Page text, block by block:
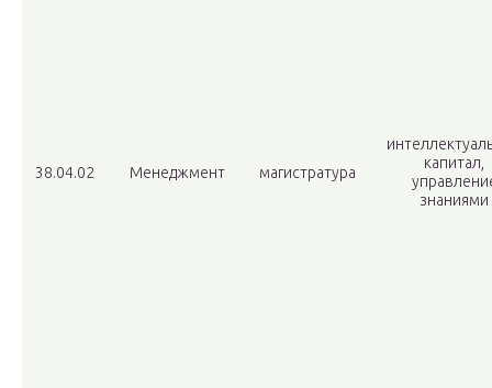
38.04.02 Менеджмент магистратура
капитал,
знаниями